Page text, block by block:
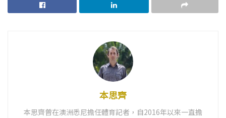
本思齊
本思齊曾在澳洲悉尼擔任體育記者，自2016年以來一直擔